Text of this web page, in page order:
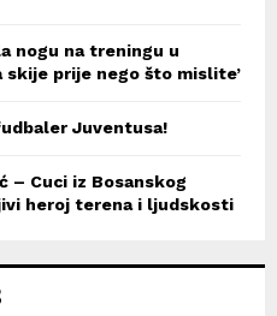
nogu na treningu u
skije prije nego što mislite’
Juventusa!
– Cuci iz Bosanskog
heroj terena i ljudskosti